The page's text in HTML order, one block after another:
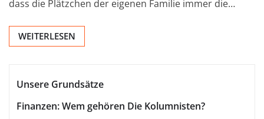
dass die Plätzchen der eigenen Familie immer die…
WEITERLESEN
Unsere Grundsätze
Finanzen: Wem gehören Die Kolumnisten?